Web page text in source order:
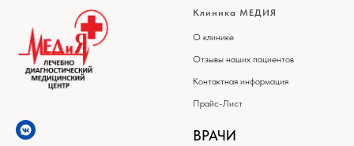
Клиника МЕДИЯ
О клинике
Отзывы наших пациентов
Контактная информация
Прайс-Лист
ВРАЧИ